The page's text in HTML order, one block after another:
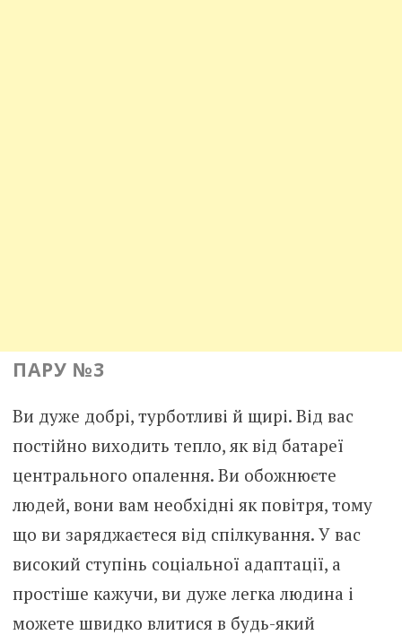
ПАРУ №3
Ви дуже добрі, турботливі й щирі. Від вас
постійно виходить тепло, як від батареї
центрального опалення. Ви обожнюєте
людей, вони вам необхідні як повітря, тому
що ви заряджаєтеся від спілкування. У вас
високий ступінь соціальної адаптації, а
простіше кажучи, ви дуже легка людина і
можете швидко влитися в будь-який